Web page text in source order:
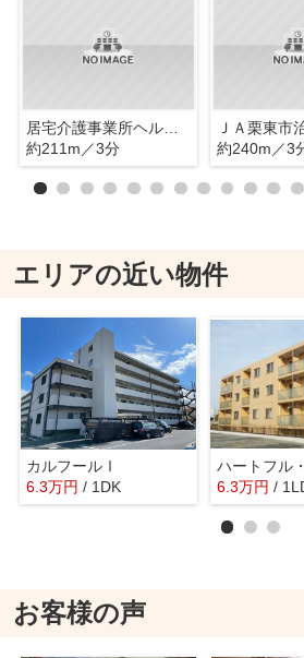
居宅介護事業所ヘルパーステーション空
約211m／3分
ＪＡ栗東市
約240m／3
エリアの近い物件
カルフールⅠ
6.3万円 / 1DK
6.3万円 /
お客様の声